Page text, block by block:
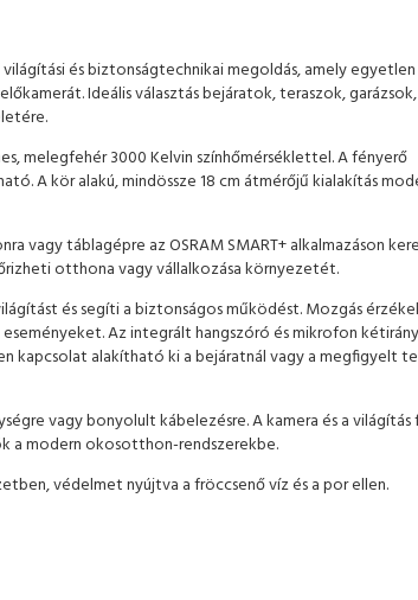
és biztonságtechnikai megoldás, amely
Ideális választás bejáratok, teraszok, garázsok,
melegfehér 3000 Kelvin színhőmérséklettel. A fényerő
A kör alakú, mindössze 18 cm átmérőjű kialakítás
táblagépre az OSRAM SMART+ alkalmazáson
otthona vagy vállalkozása környezetét.
és segíti a biztonságos működést. Mozgás
Az integrált hangszóró és mikrofon
kapcsolat alakítható ki a bejáratnál vagy a megfigyelt
vagy bonyolult kábelezésre. A kamera és a
a modern okosotthon-rendszerekbe.
védelmet nyújtva a fröccsenő víz és a por ellen.